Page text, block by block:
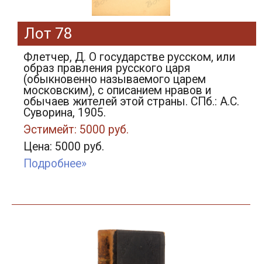
Лот 78
Флетчер, Д. О государстве русском, или
образ правления русского царя
(обыкновенно называемого царем
московским), с описанием нравов и
обычаев жителей этой страны. СПб.: А.С.
Суворина, 1905.
Эстимейт: 5000 руб.
Цена: 5000 руб.
Подробнее»